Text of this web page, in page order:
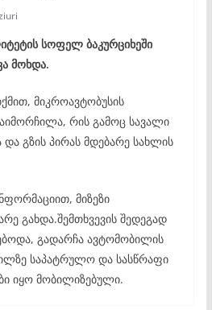
სოფელ ბაკურციხეში
მოხდა.
მიკროავტობუსის
რის გამოც სავალი
გზის პირას მდებარე სახლის
მიზეზი
გახდა.შემთხვევის შედეგად
გადარჩა ავტომობილის
საპატრულო და სასწრაფი
იყო მობილიზებული.